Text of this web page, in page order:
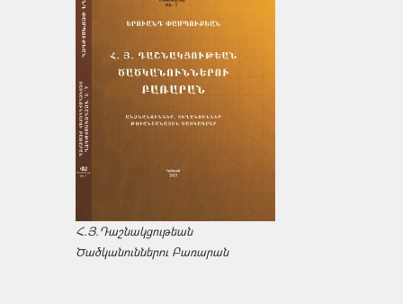
Հ.Յ.Դաշնակցութեան
Ծածկանուններու Բառարան